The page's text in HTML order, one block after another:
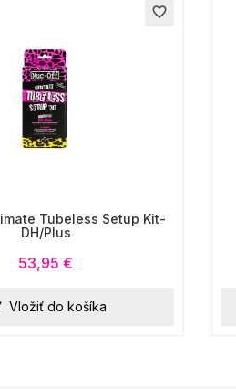
favorite_border
Tubeless Setup Kit-
DH/Plus
53,95 €
Vložiť do košíka